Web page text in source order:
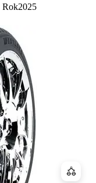
Rok2025